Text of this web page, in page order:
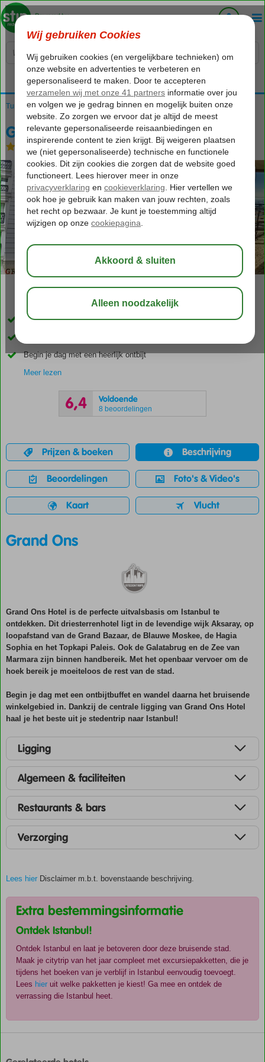
Voelt als thuiskomen...
Turkije Istanbul Aksaray Grand Ons
Grand Ons
Logies en ontbijt Hotel
Gelegen in de wijk Aksaray
Begin je dag met een heerlijk ontbijt
Meer lezen
6,4 Voldoende
8 beoordelingen
Prijzen & boeken Beschrijving
Beoordelingen Foto's & Video's
Kaart Vlucht
Grand Ons
Grand Ons Hotel is de perfecte uitvalsbasis om Istanbul te
ontdekken. Dit driesterrenhotel ligt in de levendige wijk Aksaray, op
loopafstand van de Grand Bazaar, de Blauwe Moskee, de Hagia
Sophia en het Topkapi Paleis. Ook de Galatabrug en de Zee van
Marmara zijn binnen handbereik. Met het openbaar vervoer om de
hoek bereik je moeiteloos de rest van de stad.
Begin je dag met een ontbijtbuffet en wandel daarna het bruisende
winkelgebied in. Dankzij de centrale ligging van Grand Ons Hotel
haal je het beste uit je stedentrip naar Istanbul!
Ligging
Algemeen & faciliteiten
Restaurants & bars
Verzorging
Lees hier Disclaimer m.b.t. bovenstaande beschrijving.
Extra bestemmingsinformatie
Ontdek Istanbul!
Ontdek Istanbul en laat je betoveren door deze bruisende stad.
Maak je citytrip van het jaar compleet met excursiepakketten, die je
tijdens het boeken van je verblijf in Istanbul eenvoudig toevoegt.
Lees hier uit welke pakketten je kiest! Ga mee en ontdek de
verrassing die Istanbul heet.